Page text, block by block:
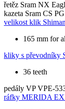
řetěz Sram NX
kazeta Sram CS
velikost klik
165 mm for
kliky s převodníky
36 teeth
pedály VP VPE-
ráfky MERIDA